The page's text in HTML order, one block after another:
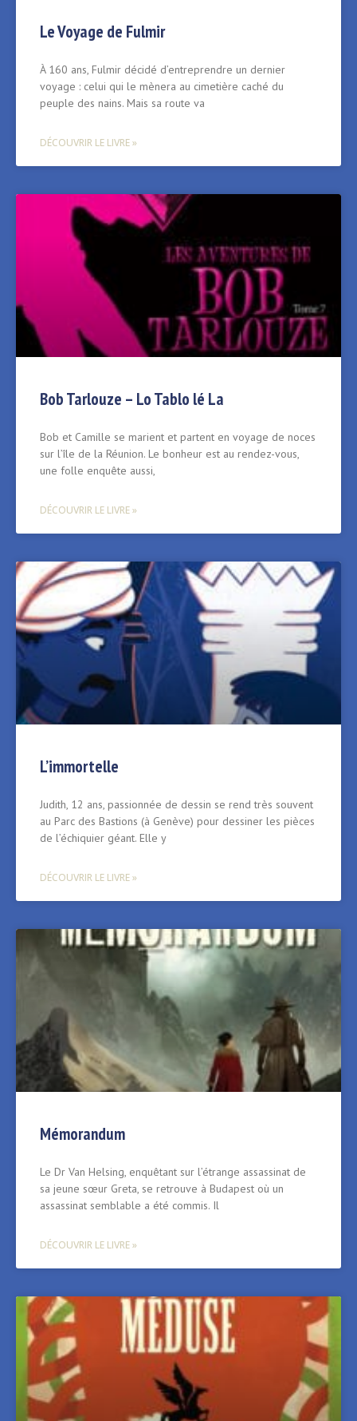
Le Voyage de Fulmir
À 160 ans, Fulmir décidé d’entreprendre un dernier
voyage : celui qui le mènera au cimetière caché du
peuple des nains. Mais sa route va
DÉCOUVRIR LE LIVRE »
Bob Tarlouze – Lo Tablo lé La
Bob et Camille se marient et partent en voyage de noces
sur l’île de la Réunion. Le bonheur est au rendez-vous,
une folle enquête aussi,
DÉCOUVRIR LE LIVRE »
L’immortelle
Judith, 12 ans, passionnée de dessin se rend très souvent
au Parc des Bastions (à Genève) pour dessiner les pièces
de l’échiquier géant. Elle y
DÉCOUVRIR LE LIVRE »
Mémorandum
Le Dr Van Helsing, enquêtant sur l’étrange assassinat de
sa jeune sœur Greta, se retrouve à Budapest où un
assassinat semblable a été commis. Il
DÉCOUVRIR LE LIVRE »